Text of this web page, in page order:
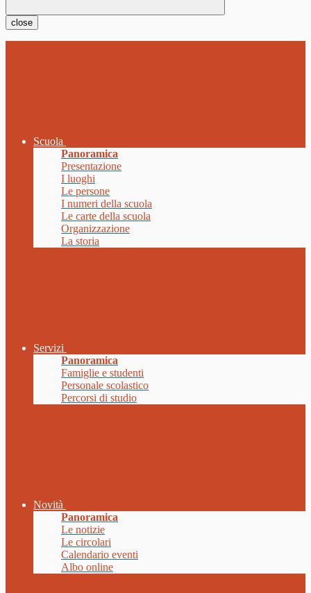
close
Scuola
Panoramica
Presentazione
I luoghi
Le persone
I numeri della scuola
Le carte della scuola
Organizzazione
La storia
Servizi
Panoramica
Famiglie e studenti
Personale scolastico
Percorsi di studio
Novità
Panoramica
Le notizie
Le circolari
Calendario eventi
Albo online